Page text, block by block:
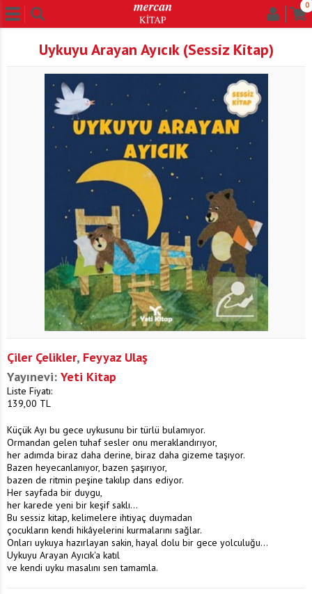
0
Uykuyu Arayan Ayıcık (Sessiz Kitap)
Çiler Çelikler, Feyyaz Ulaş
Yayınevi: Yeti Kitap
Liste Fiyatı:
139,00 TL
Küçük Ayı bu gece uykusunu bir türlü bulamıyor.
Ormandan gelen tuhaf sesler onu meraklandırıyor,
her adımda biraz daha derine, biraz daha gizeme taşıyor.
Bazen heyecanlanıyor, bazen şaşırıyor,
bazen de ritmin peşine takılıp dans ediyor.
Her sayfada bir duygu,
her karede yeni bir keşif saklı...
Bu sessiz kitap, kelimelere ihtiyaç duymadan
çocukların kendi hikâyelerini kurmalarını sağlar.
Onları uykuya hazırlayan sakin, hayal dolu bir gece yolculuğu...
Uykuyu Arayan Ayıcık'a katıl
ve kendi uyku masalını sen tamamla.